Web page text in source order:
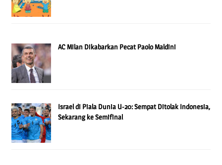
AC Milan Dikabarkan Pecat Paolo Maldini
Israel di Piala Dunia U-20: Sempat Ditolak Indonesia,
Sekarang ke Semifinal